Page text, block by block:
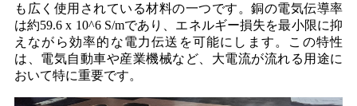
も広く使用されている材料の一つです。銅の電気伝導率
は約59.6 x 10^6 S/mであり、エネルギー損失を最小限に抑
えながら効率的な電力伝送を可能にします。この特性
は、電気自動車や産業機械など、大電流が流れる用途に
おいて特に重要です。